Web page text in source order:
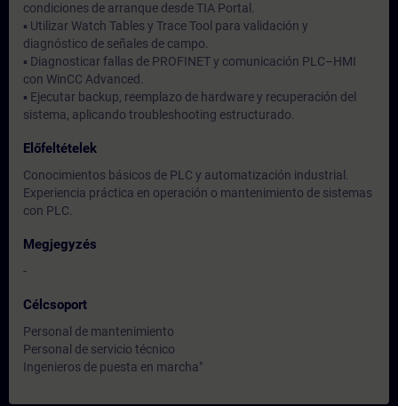
condiciones de arranque desde TIA Portal.
▪ Utilizar Watch Tables y Trace Tool para validación y
diagnóstico de señales de campo.
▪ Diagnosticar fallas de PROFINET y comunicación PLC–HMI
con WinCC Advanced.
▪ Ejecutar backup, reemplazo de hardware y recuperación del
sistema, aplicando troubleshooting estructurado.
Előfeltételek
Conocimientos básicos de PLC y automatización industrial.
Experiencia práctica en operación o mantenimiento de sistemas
con PLC.
Megjegyzés
-
Célcsoport
Personal de mantenimiento
Personal de servicio técnico
Ingenieros de puesta en marcha"